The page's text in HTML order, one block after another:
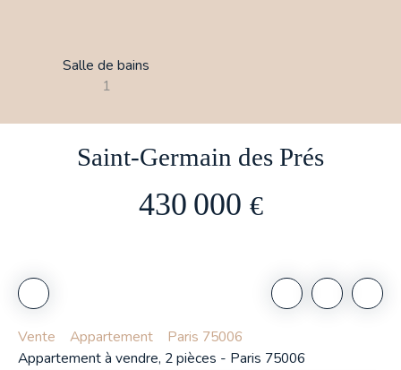
Salle de bains
1
Saint-Germain des Prés
430 000 €
Vente Appartement
Paris 75006
Appartement à vendre, 2 pièces - Paris 75006